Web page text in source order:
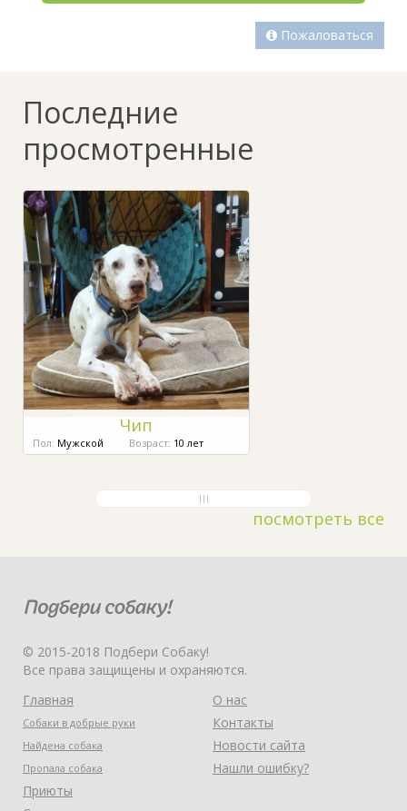
Пожаловаться
Последние
просмотренные
Чип
Пол: Мужской Возраст: 10 лет
посмотреть все
© 2015-2018 Подбери Собаку!
Все права защищены и охраняются.
Главная
Собаки в добрые руки
Найдена собака
Пропала собака
Приюты
О нас
Контакты
Новости сайта
Нашли ошибку?